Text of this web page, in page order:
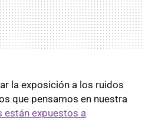
la exposición a los ruidos
que pensamos en nuestra
están expuestos a